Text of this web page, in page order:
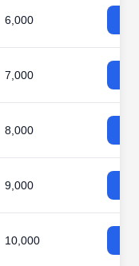
6,000
7,000
8,000
9,000
10,000